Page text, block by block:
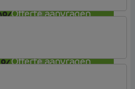
Offerte aanvragen
Offerte aanvragen